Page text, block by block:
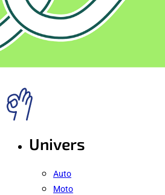
Univers
Auto
Moto